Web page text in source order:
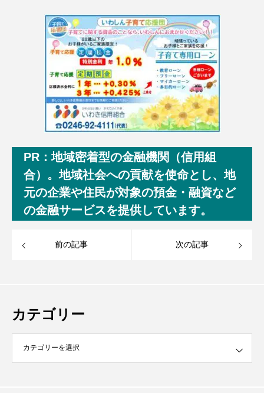
PR：地域密着型の金融機関（信用組
合）。地域社会への貢献を使命とし、地
元の企業や住民が対象の預金・融資など
の金融サービスを提供しています。
前の記事 次の記事
カテゴリー